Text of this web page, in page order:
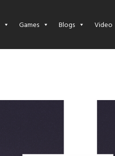
Games Blogs Video